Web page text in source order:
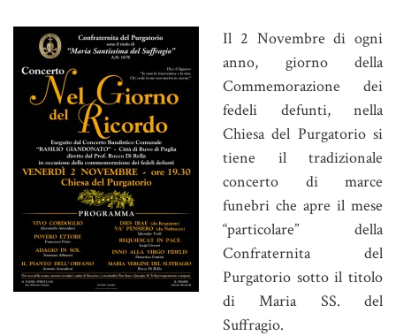
Il 2 Novembre di ogni
anno, giorno della
Commemorazione dei
fedeli defunti, nella
Chiesa del Purgatorio si
tiene il tradizionale
concerto di marce
funebri che apre il mese
“particolare” della
Confraternita del
Purgatorio sotto il titolo
di Maria SS. del
Suffragio.